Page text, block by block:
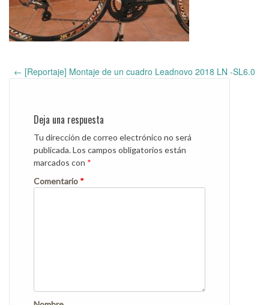
Post
← [Reportaje] Montaje de un cuadro Leadnovo 2018 LN -SL6.0
Deja una respuesta
Tu dirección de correo electrónico no será
publicada.Los campos obligatorios están
marcados con *
Comentario *